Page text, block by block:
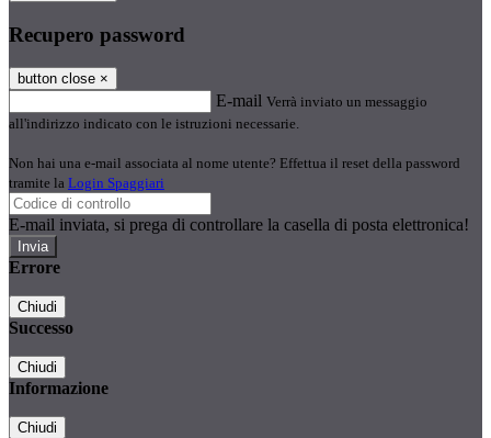
Recupero password
button close ×
E-mail Verrà inviato un messaggio
all'indirizzo indicato con le istruzioni necessarie.
Non hai una e-mail associata al nome utente? Effettua il reset della password
tramite la Login Spaggiari
E-mail inviata, si prega di controllare la casella di posta elettronica!
Errore
Chiudi
Successo
Chiudi
Informazione
Chiudi